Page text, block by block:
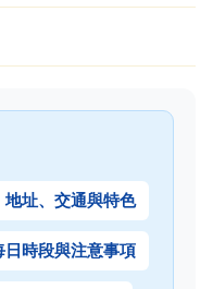
址、交通與特色
時段與注意事項